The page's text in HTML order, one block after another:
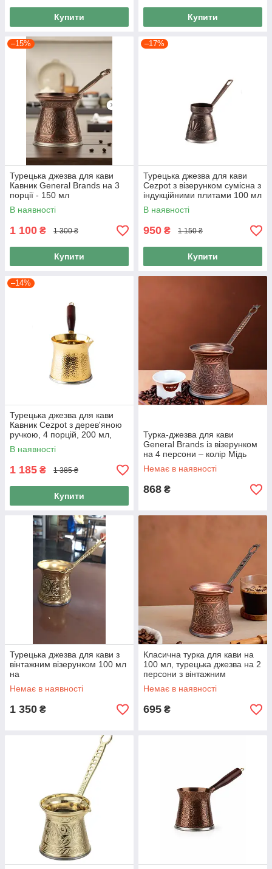
Купити Купити
–15%
Турецька джезва для кави
Кавник General Brands на 3
порції - 150 мл
В наявності
1 100 ₴ 1 300 ₴
Купити
–17%
Турецька джезва для кави
Cezpot з візерунком сумісна з
індукційними плитами 100 мл
колір Мідь
В наявності
950 ₴ 1 150 ₴
Купити
–14%
Турецька джезва для кави
Кавник Cezpot з дерев'яною
ручкою, 4 порцій, 200 мл,
сумісний з індукційними
плитами Колір Золото
В наявності
1 185 ₴ 1 385 ₴
Купити
Турка-джезва для кави
General Brands із візерунком
на 4 персони – колір Мідь
200 мл
Немає в наявності
868 ₴
Турецька джезва для кави з
вінтажним візерунком 100 мл
на
Немає в наявності
1 350 ₴
Класична турка для кави на
100 мл, турецька джезва на 2
персони з вінтажним
візерунком
Немає в наявності
695 ₴